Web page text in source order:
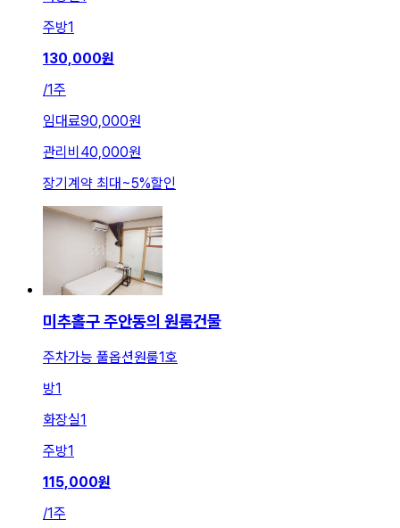
주방1
130,000원
/1주
임대료90,000원
관리비 40,000원
장기계약 최대~5%할인
미추홀구 주안동의 원룸건물
주차가능 풀옵션원룸1호
방1
화장실1
주방1
115,000원
/1주